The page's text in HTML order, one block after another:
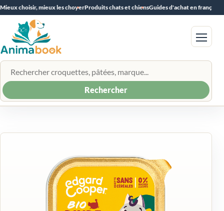
Mieux choisir, mieux les choyerProduits chats et chiensGuides d'achat en français
Rechercher un produit
Rechercher
Menu